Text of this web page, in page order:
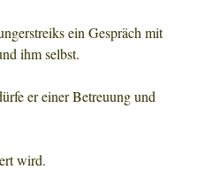
ein Gespräch mit
ihm selbst.
er einer Betreuung und
wird.